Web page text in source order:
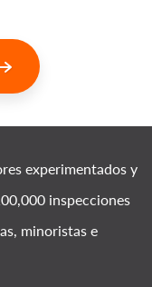
experimentados y
inspecciones
minoristas e